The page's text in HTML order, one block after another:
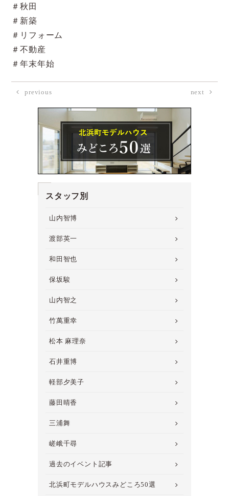
＃秋田
＃新築
＃リフォーム
＃不動産
＃年末年始
previous next
スタッフ別
山内智博
渡部英一
和田智也
保坂駿
山内智之
竹萬重幸
松本 麻理奈
石井重博
軽部夕美子
藤田晴香
三浦舞
嵯峨千尋
過去のイベント記事
北浜町モデルハウスみどころ50選